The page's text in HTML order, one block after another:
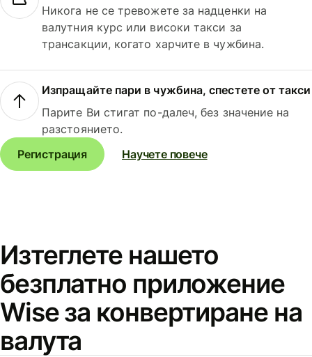
Никога не се тревожете за надценки на
валутния курс или високи такси за
трансакции, когато харчите в чужбина.
Изпращайте пари в чужбина, спестете от такси
Парите Ви стигат по-далеч, без значение на
разстоянието.
Регистрация
Научете повече
Изтеглете нашето
безплатно приложение
Wise за конвертиране на
валута